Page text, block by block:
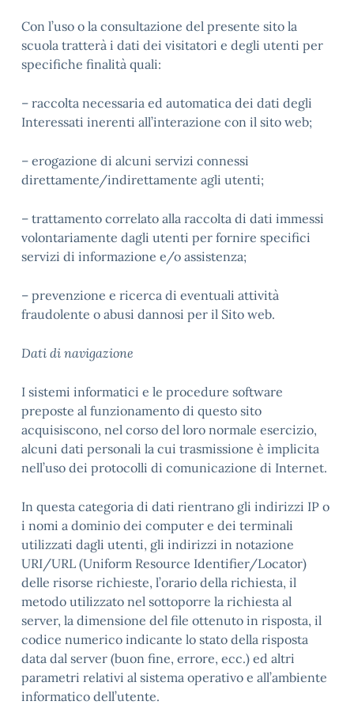
Con l’uso o la consultazione del presente sito la
scuola tratterà i dati dei visitatori e degli utenti per
specifiche finalità quali:
– raccolta necessaria ed automatica dei dati degli
Interessati inerenti all’interazione con il sito web;
– erogazione di alcuni servizi connessi
direttamente/indirettamente agli utenti;
– trattamento correlato alla raccolta di dati immessi
volontariamente dagli utenti per fornire specifici
servizi di informazione e/o assistenza;
– prevenzione e ricerca di eventuali attività
fraudolente o abusi dannosi per il Sito web.
Dati di navigazione
I sistemi informatici e le procedure software
preposte al funzionamento di questo sito
acquisiscono, nel corso del loro normale esercizio,
alcuni dati personali la cui trasmissione è implicita
nell’uso dei protocolli di comunicazione di Internet.
In questa categoria di dati rientrano gli indirizzi IP o
i nomi a dominio dei computer e dei terminali
utilizzati dagli utenti, gli indirizzi in notazione
URI/URL (Uniform Resource Identifier/Locator)
delle risorse richieste, l’orario della richiesta, il
metodo utilizzato nel sottoporre la richiesta al
server, la dimensione del file ottenuto in risposta, il
codice numerico indicante lo stato della risposta
data dal server (buon fine, errore, ecc.) ed altri
parametri relativi al sistema operativo e all’ambiente
informatico dell’utente.